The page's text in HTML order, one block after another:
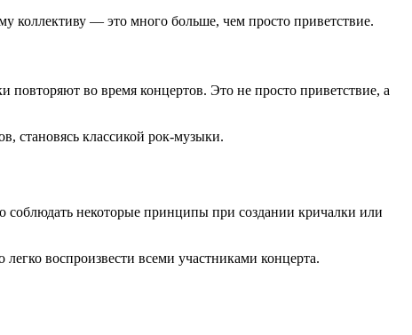
коллективу — это много больше, чем просто приветствие.
во время концертов. Это не просто приветствие, а
становясь классикой рок-музыки.
соблюдать некоторые принципы при создании кричалки или
воспроизвести всеми участниками концерта.